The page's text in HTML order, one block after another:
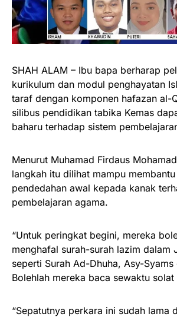
SHAH ALAM – Ibu bapa berharap
kurikulum dan modul penghayatan
taraf dengan komponen hafazan al-
silibus pendidikan tabika Kemas
baharu terhadap sistem
Menurut Muhamad Firdaus
langkah itu dilihat mampu
pendedahan awal kepada kanak
pembelajaran agama.
“Untuk peringkat begini, mereka
menghafal surah-surah lazim dalam
seperti Surah Ad-Dhuha, Asy-
Bolehlah mereka baca sewaktu
“Sepatutnya perkara ini sudah lama